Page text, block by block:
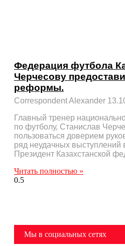
Федерация футбола
Черчесову
реформы.
Correspondent Alexander
Главный тренер
по футболу, Станислав
пользоваться доверием
ряд неудачных
Президент Казахстанской
Читать полностью »
Мы в социальных сетях